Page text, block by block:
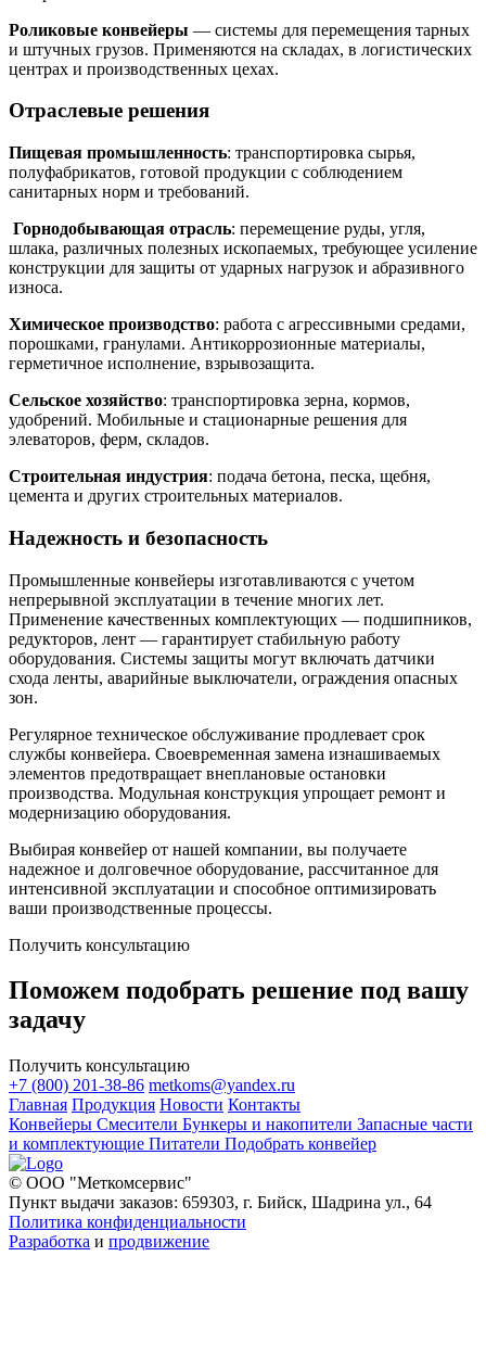
Роликовые конвейеры — системы для перемещения тарных
и штучных грузов. Применяются на складах, в логистических
центрах и производственных цехах.
Отраслевые решения
Пищевая промышленность: транспортировка сырья,
полуфабрикатов, готовой продукции с соблюдением
санитарных норм и требований.
Горнодобывающая отрасль: перемещение руды, угля,
шлака, различных полезных ископаемых, требующее усиление
конструкции для защиты от ударных нагрузок и абразивного
износа.
Химическое производство: работа с агрессивными средами,
порошками, гранулами. Антикоррозионные материалы,
герметичное исполнение, взрывозащита.
Сельское хозяйство: транспортировка зерна, кормов,
удобрений. Мобильные и стационарные решения для
элеваторов, ферм, складов.
Строительная индустрия: подача бетона, песка, щебня,
цемента и других строительных материалов.
Надежность и безопасность
Промышленные конвейеры изготавливаются с учетом
непрерывной эксплуатации в течение многих лет.
Применение качественных комплектующих — подшипников,
редукторов, лент — гарантирует стабильную работу
оборудования. Системы защиты могут включать датчики
схода ленты, аварийные выключатели, ограждения опасных
зон.
Регулярное техническое обслуживание продлевает срок
службы конвейера. Своевременная замена изнашиваемых
элементов предотвращает внеплановые остановки
производства. Модульная конструкция упрощает ремонт и
модернизацию оборудования.
Выбирая конвейер от нашей компании, вы получаете
надежное и долговечное оборудование, рассчитанное для
интенсивной эксплуатации и способное оптимизировать
ваши производственные процессы.
Получить консультацию
Поможем подобрать решение под вашу
задачу
Получить консультацию
+7 (800) 201-38-86 metkoms@yandex.ru
Главная Продукция Новости Контакты
Конвейеры Смесители Бункеры и накопители Запасные части
и комплектующие Питатели Подобрать конвейер
© ООО "Меткомсервис"
Пункт выдачи заказов: 659303, г. Бийск, Шадрина ул., 64
Политика конфиденциальности
Разработка и продвижение